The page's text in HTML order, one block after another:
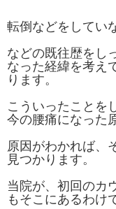
転倒などをしてい
などの既往歴をし
なった経緯を考え
ります。
こういったことを
今の腰痛になった
原因がわかれば、
見つかります。
当院が、初回のカ
もそこにあるわけ